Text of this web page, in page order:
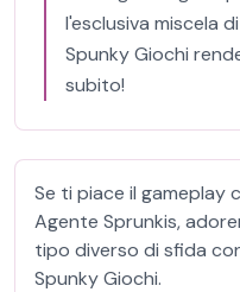
l'esclusiva miscela
Spunky Giochi
subito!
Se ti piace il gameplay
Agente Sprunkis,
tipo diverso di sfida
Spunky Giochi.